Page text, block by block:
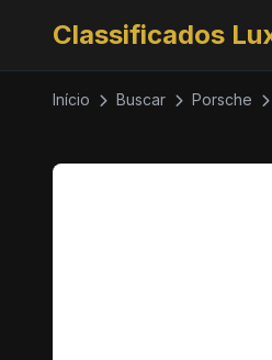
Classificados
Início Buscar Porsche